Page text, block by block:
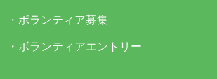
・ ボランティア募集
・ ボランティアエントリー